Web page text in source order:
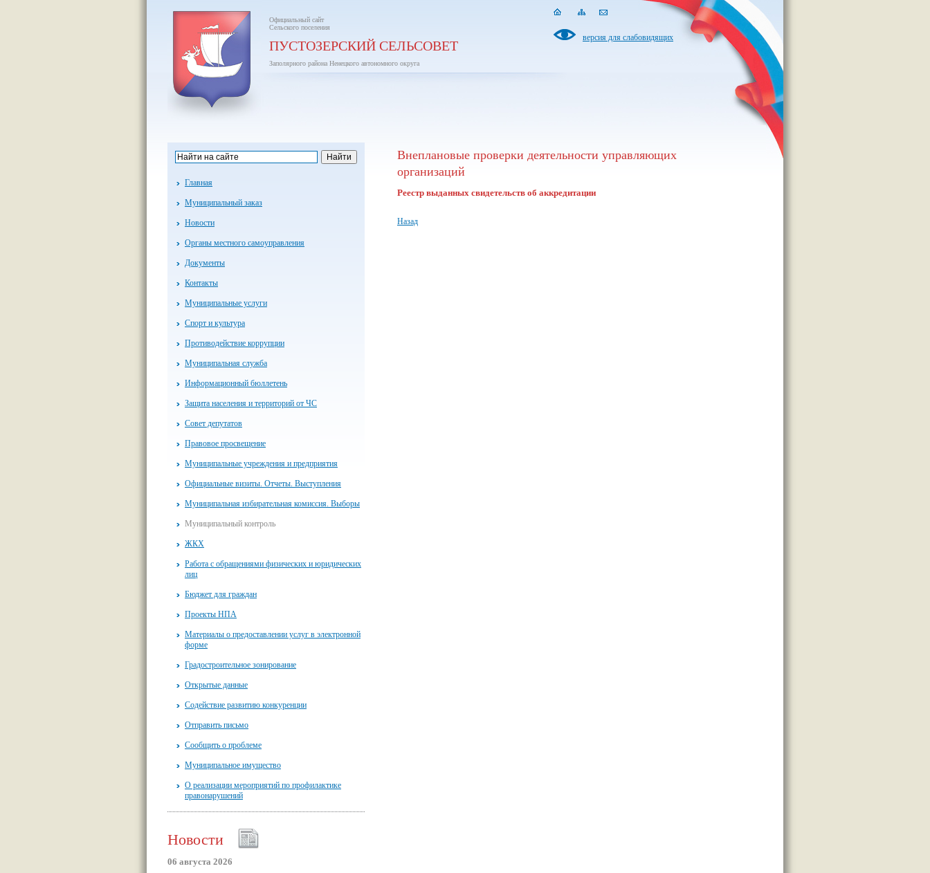
Официальный сайт
Сельского поселения
ПУСТОЗЕРСКИЙ СЕЛЬСОВЕТ
Заполярного района Ненецкого автономного округа
версия для слабовидящих
Главная
Муниципальный заказ
Новости
Органы местного самоуправления
Документы
Контакты
Муниципальные услуги
Спорт и культура
Противодействие коррупции
Муниципальная служба
Информационный бюллетень
Защита населения и территорий от ЧС
Совет депутатов
Правовое просвещение
Муниципальные учреждения и предприятия
Официальные визиты. Отчеты. Выступления
Муниципальная избирательная комиссия. Выборы
Муниципальный контроль
ЖКХ
Работа с обращениями физических и юридических
лиц
Бюджет для граждан
Проекты НПА
Материалы о предоставлении услуг в электронной
форме
Градостроительное зонирование
Открытые данные
Содействие развитию конкуренции
Отправить письмо
Сообщить о проблеме
Муниципальное имущество
О реализации мероприятий по профилактике
правонарушений
Новости
06 августа 2026
Внеплановые проверки деятельности управляющих
организаций
Реестр выданных свидетельств об аккредитации
Назад